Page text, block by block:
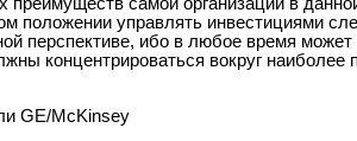
преимуществ самой организации в
положении управлять инвестициями
перспективе, ибо в любое время может
концентрироваться вокруг наиболее
GE/McKinsey